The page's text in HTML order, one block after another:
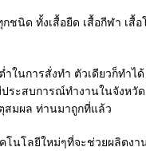
ชนิด ทั้งเสื้อยืด เสื้อกีฬา เสื้
ในการสั่งทำ ตัวเดียวก็ทำไ
ประสบการณ์ทำงานในจังหวั
มผล ท่านมาถูกที่แล้ว
โนโลยีใหม่ๆที่จะช่วยผลิตงา